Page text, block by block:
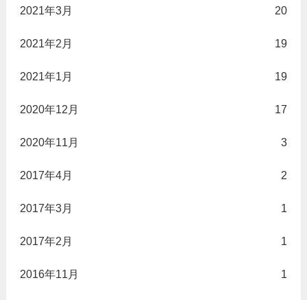
2021年3月 20
2021年2月 19
2021年1月 19
2020年12月 17
2020年11月 3
2017年4月 2
2017年3月 1
2017年2月 1
2016年11月 1